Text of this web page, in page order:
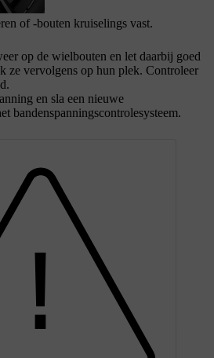
of -bouten kruiselings vast.
op de wielbouten en let daarbij goed
ze vervolgens op hun plek. Controleer
en sla een nieuwe
bandenspanningscontrolesysteem.